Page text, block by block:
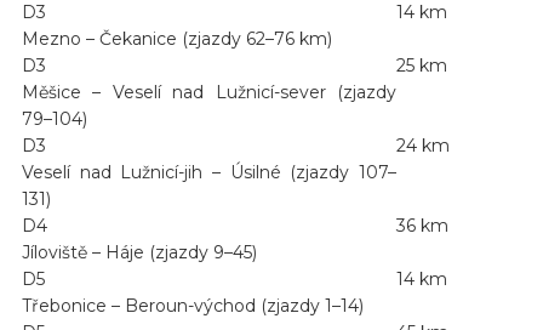
D3
Mezno – Čekanice (zjazdy 62–76 km)
14 km
D3
Měšice – Veselí nad Lužnicí-sever (zjazdy
79–104)
25 km
D3
Veselí nad Lužnicí-jih – Úsilné (zjazdy 107–
131)
24 km
D4
Jíloviště – Háje (zjazdy 9–45)
36 km
D5
Třebonice – Beroun-východ (zjazdy 1–14)
14 km